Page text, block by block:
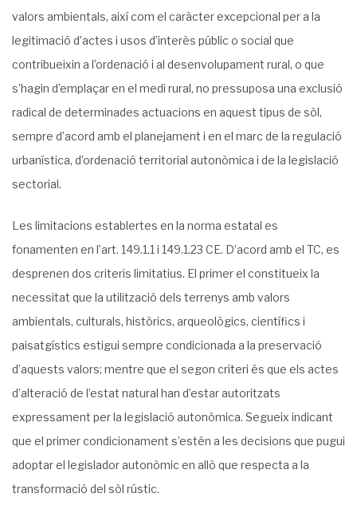
valors ambientals, així com el caràcter excepcional per a la
legitimació d’actes i usos d’interès públic o social que
contribueixin a l’ordenació i al desenvolupament rural, o que
s’hagin d’emplaçar en el medi rural, no pressuposa una exclusió
radical de determinades actuacions en aquest tipus de sòl,
sempre d’acord amb el planejament i en el marc de la regulació
urbanística, d’ordenació territorial autonòmica i de la legislació
sectorial.
Les limitacions establertes en la norma estatal es
fonamenten en l’art. 149.1.1 i 149.1.23 CE. D’acord amb el TC, es
desprenen dos criteris limitatius. El primer el constitueix la
necessitat que la utilització dels terrenys amb valors
ambientals, culturals, històrics, arqueològics, científics i
paisatgístics estigui sempre condicionada a la preservació
d’aquests valors; mentre que el segon criteri és que els actes
d’alteració de l’estat natural han d’estar autoritzats
expressament per la legislació autonòmica. Segueix indicant
que el primer condicionament s’estén a les decisions que pugui
adoptar el legislador autonòmic en allò que respecta a la
transformació del sòl rústic.